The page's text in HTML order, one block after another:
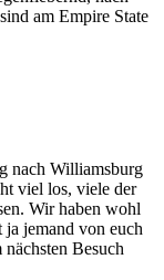
am Empire State
nach Williamsburg
viel los, viele der
Wir haben wohl
jemand von euch
Besuch